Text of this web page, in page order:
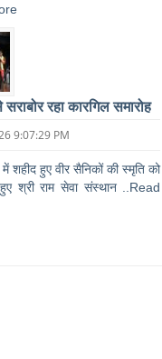
रहा कारगिल समारोह
9:07:29 PM
में शहीद हुए वीर सैनिकों की स्मृति को
श्री राम सेवा संस्थान ..Read